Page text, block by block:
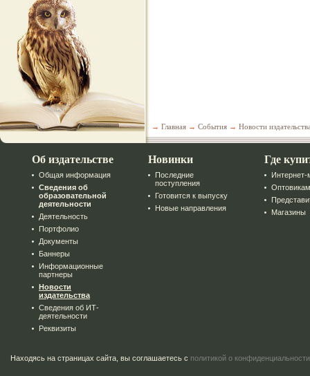
→ Главная → События → Новости
Об издательстве
Общая информация
Сведения об
образовательной
деятельности
Деятельность
Портфолио
Документы
Баннеры
Информационные
партнеры
Новости
издательства
Сведения об ИТ-
деятельности
Реквизиты
Новинки
Последние
поступления
Готовится к выпуску
Новые направления
Где
Интернет-
Оптовикам
Магазины
Находясь на страницах сайта, вы соглашаетесь с политикой о конфиденциальности